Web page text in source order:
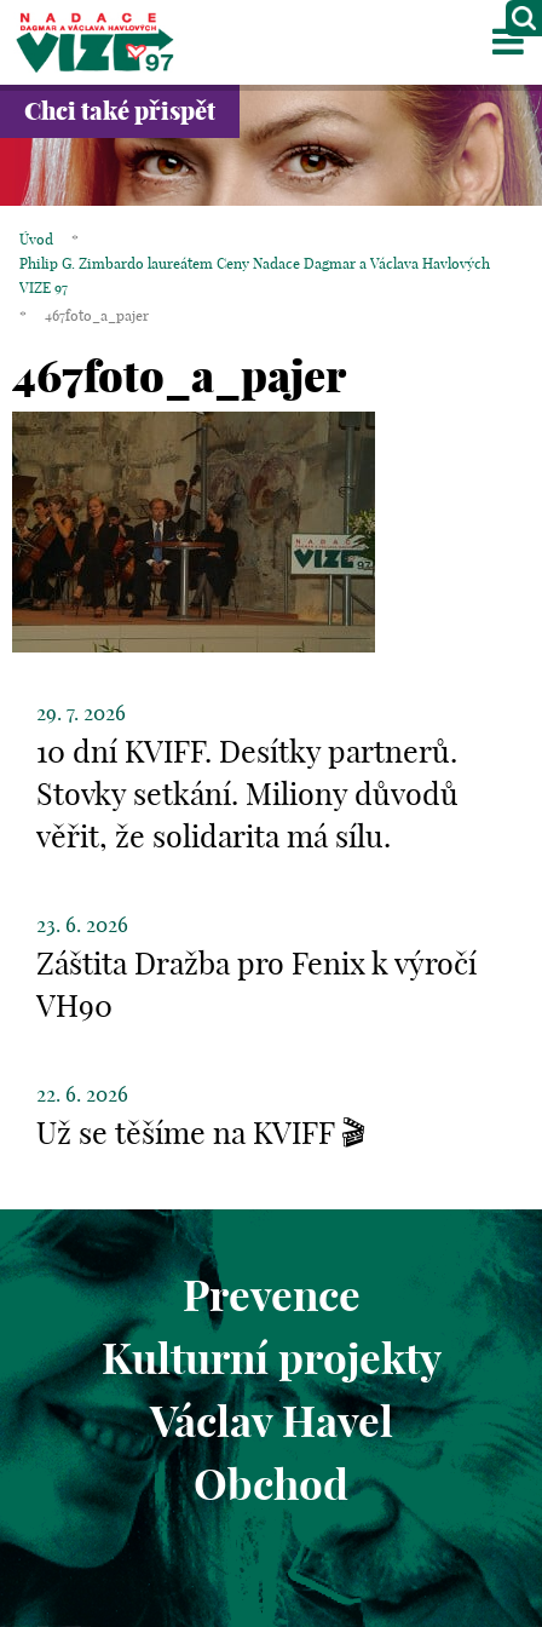
O NÁS
PROJEKTY
GALERIE
KONTAKTY
OBCHOD
KOŠÍK
EN
Chci také přispět
Úvod
*
Philip G. Zimbardo laureátem Ceny Nadace Dagmar a Václava Havlových
VIZE 97
*
467foto_a_pajer
467foto_a_pajer
29. 7. 2026
10 dní KVIFF. Desítky partnerů.
Stovky setkání. Miliony důvodů
věřit, že solidarita má sílu.
23. 6. 2026
Záštita Dražba pro Fenix k výročí
VH90
22. 6. 2026
Už se těšíme na KVIFF 🎬
Prevence
Kulturní projekty
Václav Havel
Obchod